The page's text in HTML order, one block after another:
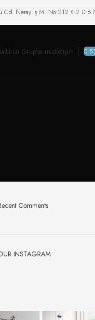
Cd. Neray İş M. No:212 K:2 D:6
Ürün Gruplarımızİletişim 0
Comments
INSTAGRAM